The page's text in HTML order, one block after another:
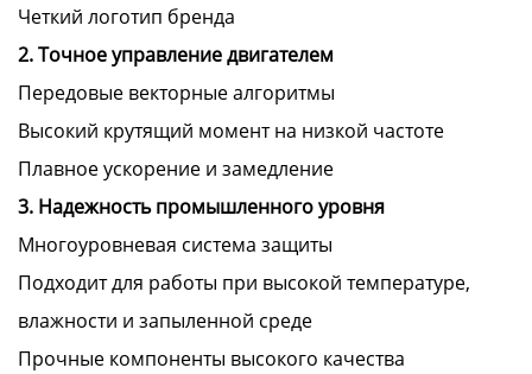
Четкий логотип бренда
2. Точное управление двигателем
Передовые векторные алгоритмы
Высокий крутящий момент на низкой частоте
Плавное ускорение и замедление
3. Надежность промышленного уровня
Многоуровневая система защиты
Подходит для работы при высокой температуре,
влажности и запыленной среде
Прочные компоненты высокого качества